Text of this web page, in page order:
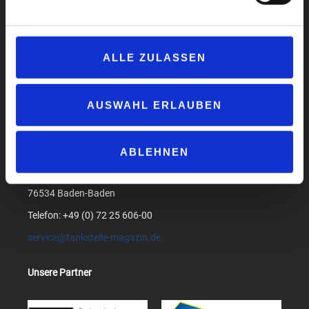
ALLE ZULASSEN
AUSWAHL ERLAUBEN
ABLEHNEN
Impressum
Compliance
Suchen
medialog GmbH & Co. KG
Am Bollgraben 1
76534 Baden-Baden
Telefon: +49 (0) 72 25 606-00
service@tankstelle-magazin.de
Unsere Partner